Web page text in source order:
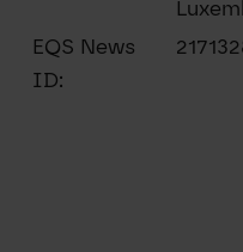
EQS News
ID: